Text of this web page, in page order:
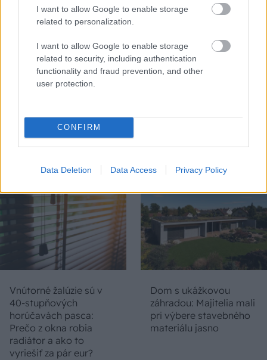
I want to allow Google to enable storage
related to personalization.
I want to allow Google to enable storage
related to security, including authentication
functionality and fraud prevention, and other
user protection.
CONFIRM
Data Deletion Data Access Privacy Policy
alebo meniť kotol?
Návod, ako v nových
dotačných výzvach
Multipor ETX
Vnútorné žalúzie sú v
40-stupňových
horúčavách pasca:
Prečo z okna robia
radiátor a ako to
vyriešiť za pár eur?
Dom s ukážkovou
záhradou: Majitelia mali
pri výbere stavebného
materiálu jasno